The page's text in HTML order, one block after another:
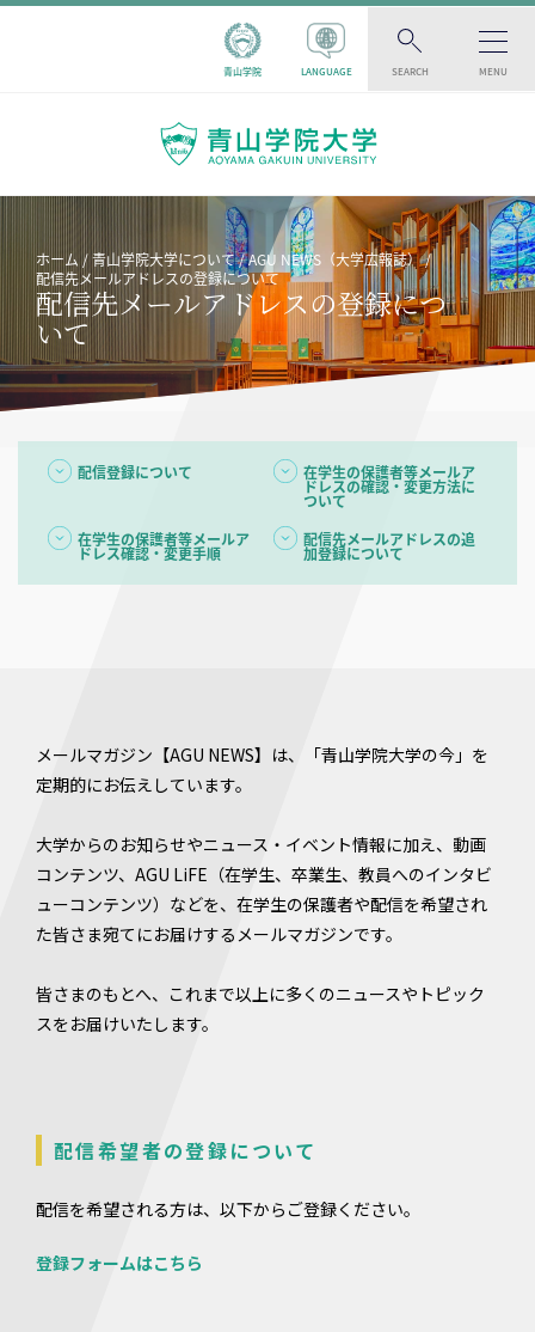
青山学院 LANGUAGE SEARCH MENU
ホーム 青山学院大学について
AGU NEWS（大学広報誌）
配信先メールアドレスの登録について
配信先メールアドレスの登録につ
いて
配信登録について 在学生の保護者等メールア
ドレスの確認・変更方法に
ついて
在学生の保護者等メールア
ドレス確認・変更手順
配信先メールアドレスの追
加登録について
メールマガジン【AGU NEWS】は、「青山学院大学の今」を
定期的にお伝えしています。
大学からのお知らせやニュース・イベント情報に加え、動画
コンテンツ、AGU LiFE（在学生、卒業生、教員へのインタビ
ューコンテンツ）などを、在学生の保護者や配信を希望され
た皆さま宛てにお届けするメールマガジンです。
皆さまのもとへ、これまで以上に多くのニュースやトピック
スをお届けいたします。
配信希望者の登録について
配信を希望される方は、以下からご登録ください。
登録フォームはこちら